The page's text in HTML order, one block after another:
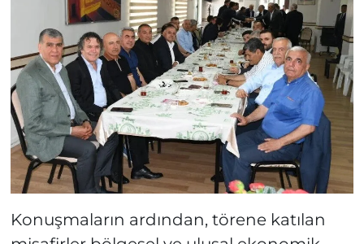
Konuşmaların ardından, törene katılan